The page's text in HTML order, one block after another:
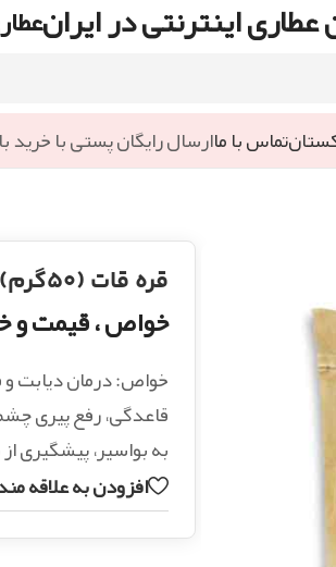
اینترنتی در ایران
تماس با ماارسال رایگان پستی با
قره قات (۵۰گرم)
خواص ، قیمت و
خواص: درمان دیابت و
قاعدگی، رفع پیری
به بواسیر، پیشگیری
افزودن به علاقه